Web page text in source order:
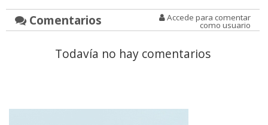
Comentarios Accede para comentar
como usuario
Todavía no hay comentarios